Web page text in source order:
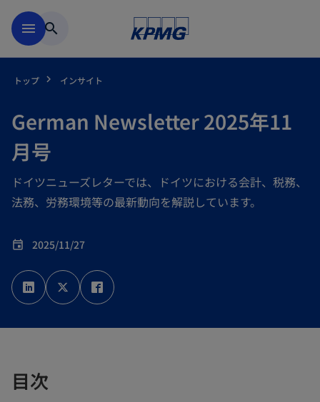
menu search
トップ インサイト
German Newsletter 2025年11
月号
ドイツニューズレターでは、ドイツにおける会計、税務、
法務、労務環境等の最新動向を解説しています。
event 2025/11/27
新
し
い
タ
新
し
い
タ
し
い
目次